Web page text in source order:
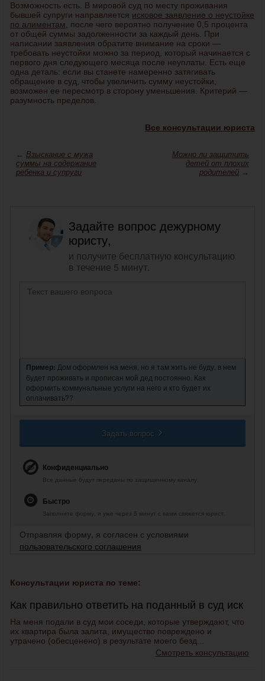
Возможность есть. В мировой суд по месту проживания
бывшей супруги направляется исковое заявление о неустойке
по алиментам, после чего вероятно получение 0,5 процента
от общей суммы задолженности за каждый день. При
написании заявления обратите внимание на сроки —
требовать неустойки можно за период, который начинается с
первого дня следующего месяца после неуплаты. Есть еще
одна деталь: если вы станете намеренно затягивать
обращение в суд, чтобы увеличить сумму неустойки,
возможен ее пересмотр в сторону уменьшения. Критерий —
разумность пределов.
Все консультации юриста
← Взыскание с мужа
суммы на содержание
ребенка и супруги
Можно ли защитить
детей от плохих
родителей →
Задайте вопрос дежурному
юристу,
и получите бесплатную консультацию
в течение 5 минут.
Пример: Дом оформлен на меня, но я там жить не буду, в нем
будет проживать и прописан мой дед постоянно. Как
оформить коммунальные услуги на него и кто будет их
оплачивать??
Задать вопрос
Конфиденциально
Все данные будут переданы по защищенному каналу.
Быстро
Заполните форму, и уже через 5 минут с вами свяжется юрист.
Отправляя форму, я согласен с условиями
пользовательского соглашения
Консультации юриста по теме:
Как правильно ответить на поданный в суд иск
На меня подали в суд мои соседи, которые утверждают, что
их квартира была залита, имущество повреждено и
утрачено (обесценено) в результате моего безд...
Смотреть консультацию